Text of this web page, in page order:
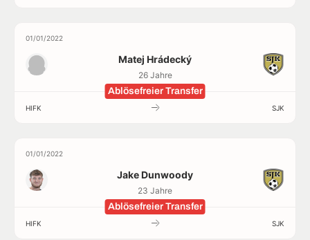
01/01/2022
Matej Hrádecký
26 Jahre
Ablösefreier Transfer
HIFK SJK
01/01/2022
Jake Dunwoody
23 Jahre
Ablösefreier Transfer
HIFK SJK